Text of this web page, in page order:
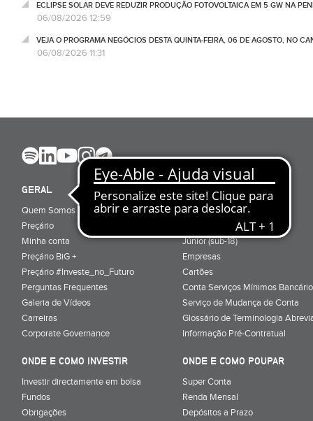
ECLIPSE SOLAR DEVE REDUZIR PRODUÇÃO FOTOVOLTAICA EM 5 GW NA
06/08/2026 12:59
VEJA O PROGRAMA NEGÓCIOS DESTA QUINTA-FEIRA, 06 DE AGOSTO, NO
06/08/2026 11:31
GERAL
Quem Somos
Preçário
Minha conta
Preçário BiG +
Preçário #Investe_no_Futuro
Perguntas Frequentes
Galeria de Vídeos
Carreiras
Corporate Governance
ABRIR CONTA
Porquê ser cliente
Júnior (sub-18)
Empresas
Cartões
Conta Serviços Mínimos
Serviço de Mudança de Conta
Glossário de Terminologia
Informação Pré-Contratual
ONDE E COMO INVESTIR
Investir directamente em bolsa
Fundos
Obrigações
ONDE E COMO POUPAR
Super Conta
Renda Mensal
Depósitos a Prazo